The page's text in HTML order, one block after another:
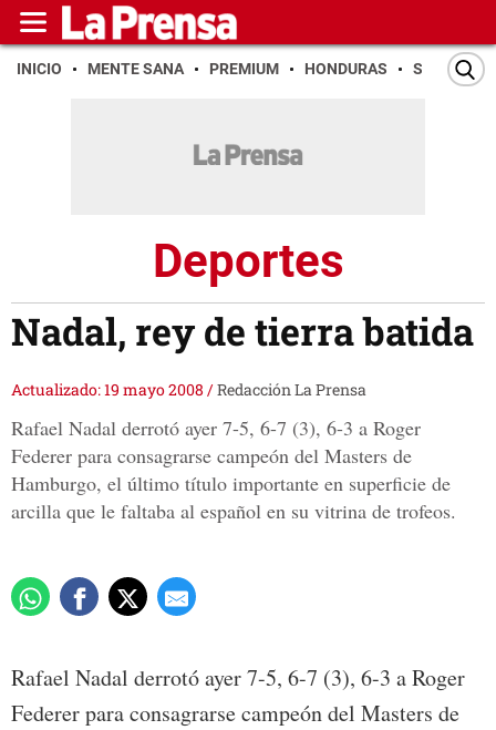
INICIO MENTE SANA PREMIUM HONDURAS SAN PEDRO
Deportes
Nadal, rey de tierra batida
Actualizado: 19 mayo 2008 /Redacción La Prensa
Rafael Nadal derrotó ayer 7-5, 6-7 (3), 6-3 a Roger
Federer para consagrarse campeón del Masters de
Hamburgo, el último título importante en superficie de
arcilla que le faltaba al español en su vitrina de trofeos.
Rafael Nadal derrotó ayer 7-5, 6-7 (3), 6-3 a Roger
Federer para consagrarse campeón del Masters de